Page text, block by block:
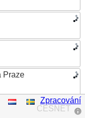
Praze
CESNET
Zpracování